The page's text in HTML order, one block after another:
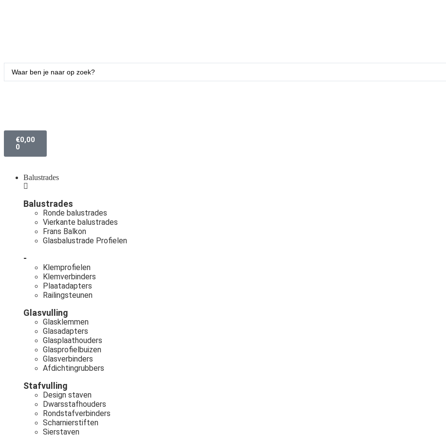
€0,00
0
Balustrades
Balustrades
Ronde balustrades
Vierkante balustrades
Frans Balkon
Glasbalustrade Profielen
-
Klemprofielen
Klemverbinders
Plaatadapters
Railingsteunen
Glasvulling
Glasklemmen
Glasadapters
Glasplaathouders
Glasprofielbuizen
Glasverbinders
Afdichtingrubbers
Stafvulling
Design staven
Dwarsstafhouders
Rondstafverbinders
Scharnierstiften
Sierstaven